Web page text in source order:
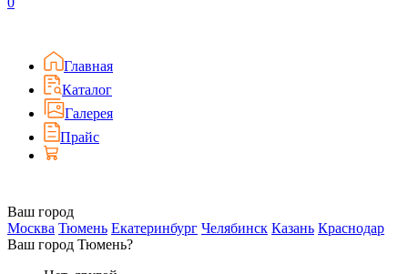
Главная
Каталог
Галерея
Прайс
Ваш город
Москва Тюмень Екатеринбург Челябинск Казань Краснодар
Ваш город Тюмень?